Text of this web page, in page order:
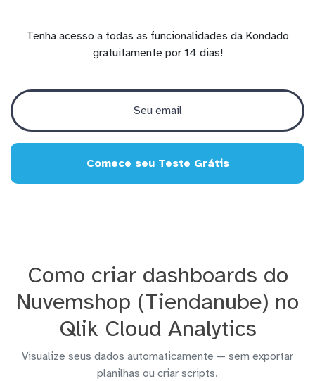
Tenha acesso a todas as funcionalidades da Kondado
gratuitamente por 14 dias!
Comece seu Teste Grátis
Como criar dashboards do
Nuvemshop (Tiendanube) no
Qlik Cloud Analytics
Visualize seus dados automaticamente — sem exportar
planilhas ou criar scripts.